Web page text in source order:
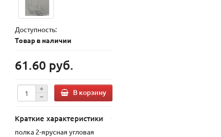
Доступность:
Товар в наличии
61.60 руб.
В корзину
Краткие характеристики
полка 2-ярусная угловая